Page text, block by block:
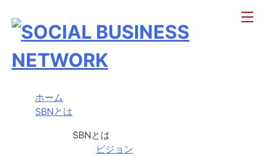
ホーム
SBNとは
SBNとは
ビジョン